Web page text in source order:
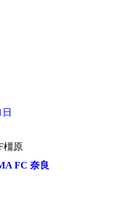
橿原
FC 奈良